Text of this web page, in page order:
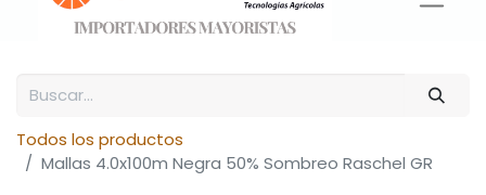
Todos los productos
Mallas 4.0x100m Negra 50% Sombreo Raschel GR